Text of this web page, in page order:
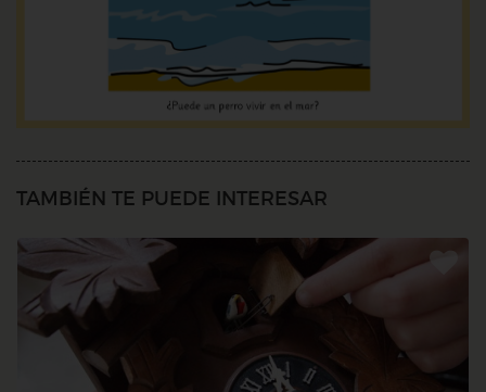
TAMBIÉN TE PUEDE INTERESAR